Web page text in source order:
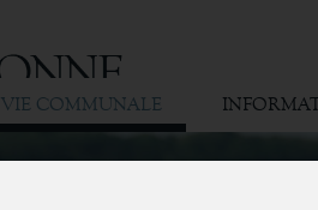
VIE COMMUNALE